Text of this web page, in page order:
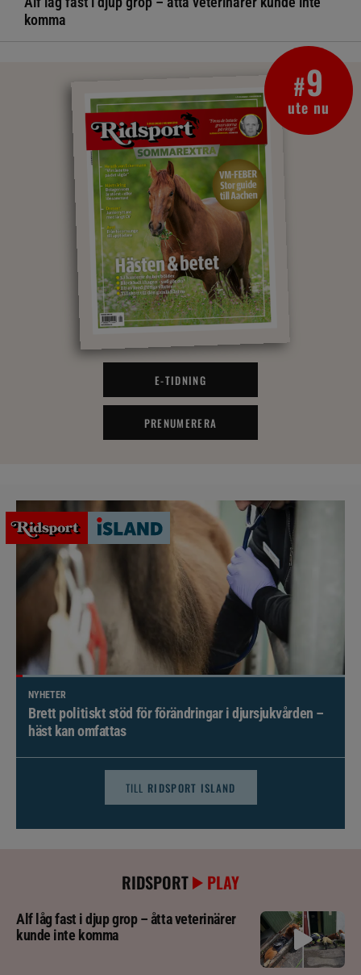
komma
#9
ute nu
E-TIDNING
PRENUMERERA
NYHETER
Brett politiskt stöd för förändringar i djursjukvården –
häst kan omfattas
TILL RIDSPORT ISLAND
RIDSPORT PLAY
Alf låg fast i djup grop – åtta veterinärer
kunde inte komma